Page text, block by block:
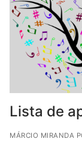
Lista de
MÁRCIO MIRANDA